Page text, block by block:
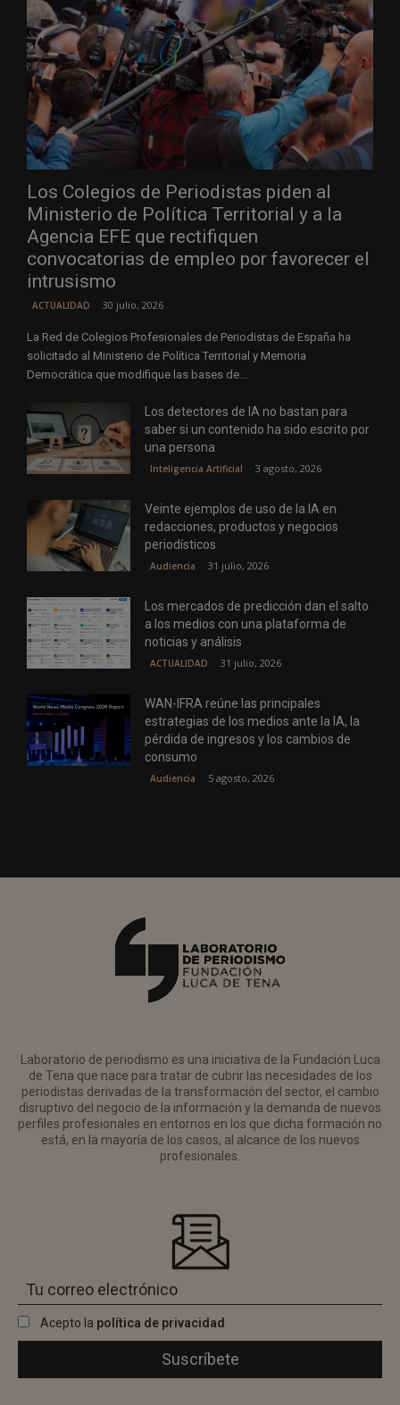
Los Colegios de Periodistas piden al
Ministerio de Política Territorial y a la
Agencia EFE que rectifiquen
convocatorias de empleo por favorecer el
intrusismo
ACTUALIDAD 30 julio, 2026
La Red de Colegios Profesionales de Periodistas de España ha
solicitado al Ministerio de Política Territorial y Memoria
Democrática que modifique las bases de...
Los detectores de IA no bastan para
saber si un contenido ha sido escrito por
una persona
Inteligencia Artificial 3 agosto, 2026
Veinte ejemplos de uso de la IA en
redacciones, productos y negocios
periodísticos
Audiencia 31 julio, 2026
Los mercados de predicción dan el salto
a los medios con una plataforma de
noticias y análisis
ACTUALIDAD 31 julio, 2026
WAN-IFRA reúne las principales
estrategias de los medios ante la IA, la
pérdida de ingresos y los cambios de
consumo
Audiencia 5 agosto, 2026
Laboratorio de periodismo es una iniciativa de la Fundación Luca
de Tena que nace para tratar de cubrir las necesidades de los
periodistas derivadas de la transformación del sector, el cambio
disruptivo del negocio de la información y la demanda de nuevos
perfiles profesionales en entornos en los que dicha formación no
está, en la mayoría de los casos, al alcance de los nuevos
profesionales.
Acepto la política de privacidad